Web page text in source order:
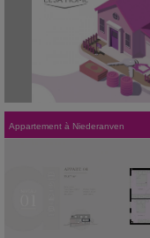
Appartement à Niederanven